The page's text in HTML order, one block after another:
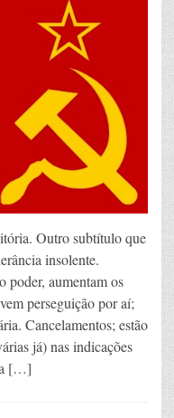
Outro subtítulo que
insolente.
poder, aumentam os
perseguição por aí;
Cancelamentos; estão
já) nas indicações
a […]